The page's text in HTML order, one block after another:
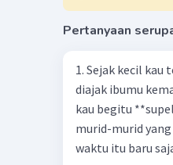
Pertanyaan
1. Sejak kecil
diajak ibumu
kau begitu
murid-murid yang
waktu itu baru